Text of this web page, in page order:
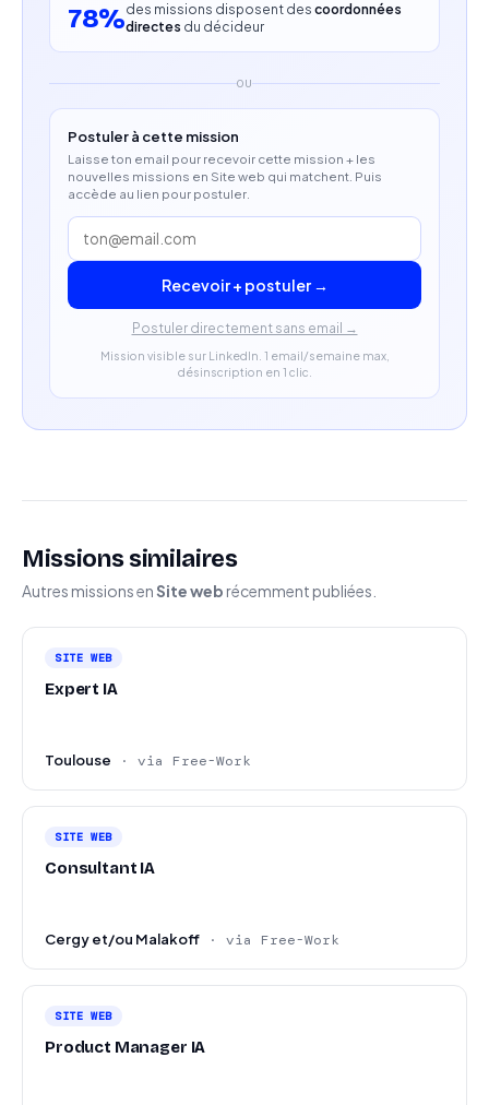
78%des missions disposent des coordonnées
directes du décideur
OU
Postuler à cette mission
Laisse ton email pour recevoir cette mission + les
nouvelles missions en Site web qui matchent. Puis
accède au lien pour postuler.
Recevoir + postuler →
Postuler directement sans email →
Mission visible sur LinkedIn. 1 email/semaine max,
désinscription en 1 clic.
Missions similaires
Autres missions enSite web récemment publiées.
SITE WEB
Expert IA
Toulouse · via Free-Work
SITE WEB
Consultant IA
Cergy et/ou Malakoff · via Free-Work
SITE WEB
Product Manager IA